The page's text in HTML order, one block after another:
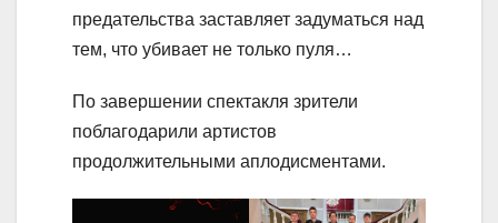
предательства заставляет задуматься над
тем, что убивает не только пуля…
По завершении спектакля зрители
поблагодарили артистов
продолжительными аплодисментами.